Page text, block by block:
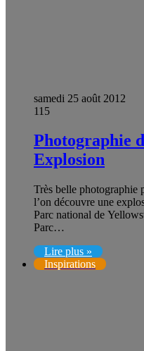
samedi 25 août 2012
115
Photographie
Explosion
Très belle photographie
l’on découvre une
Parc national de
Parc…
Lire plus »
Inspirations